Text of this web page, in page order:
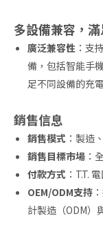
多設備兼容，
廣泛兼容性 ：支
備，包括智能手
足不同設備的充
銷售信息
銷售模式 ：製造
銷售目標市場 ：
付款方式 ：T.T.
OEM/ODM支持
計製造（ODM）